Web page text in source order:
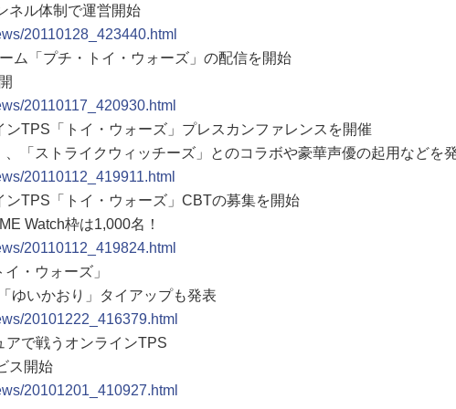
ネル体制で運営開始
20110128_423440.html
ム「プチ・トイ・ウォーズ」の配信を開始
20110117_420930.html
ンTPS「トイ・ウォーズ」プレスカンファレンスを開催
、「ストライクウィッチーズ」とのコラボや豪華声優の起用などを
20110112_419911.html
ンTPS「トイ・ウォーズ」CBTの募集を開始
Watch枠は1,000名！
20110112_419824.html
・ウォーズ」
ゆいかおり」タイアップも発表
20101222_416379.html
アで戦うオンラインTPS
ス開始
20101201_410927.html